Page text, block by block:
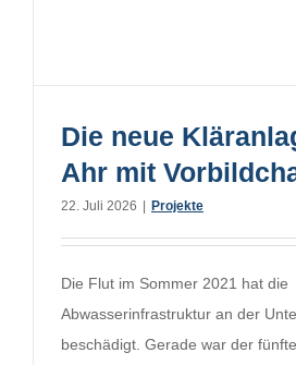
Die neue
Ahr mit
22. Juli 2026 Projekte
Die Flut im Sommer 2021 hat die
Abwasserinfrastruktur an der
beschädigt. Gerade war der